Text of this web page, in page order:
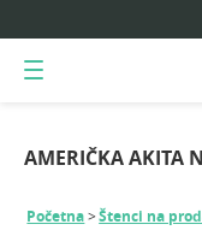
AMERIČKA AKITA
Početna Štenci na